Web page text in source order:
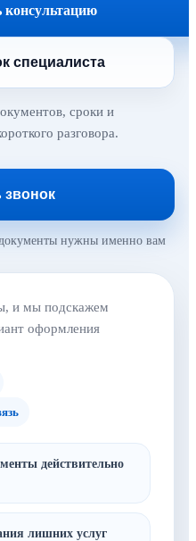
консультацию
специалиста
сроки и
разговора.
звонок
нужны именно вам
и мы подскажем
оформления
действительно
лишних услуг